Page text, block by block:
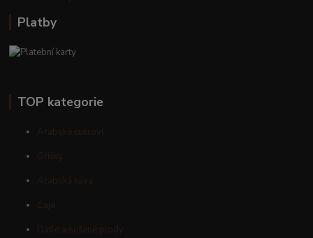
Platby
TOP kategorie
Arabské cukroví
Oříšky
Arabská káva
Čaje
Datle a sušené plody